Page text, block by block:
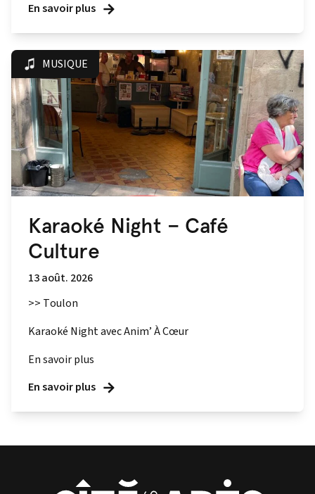
En savoir plus
MUSIQUE
Karaoké Night – Café
Culture
13 août. 2026
>> Toulon
Karaoké Night avec Anim’ À Cœur
En savoir plus
En savoir plus